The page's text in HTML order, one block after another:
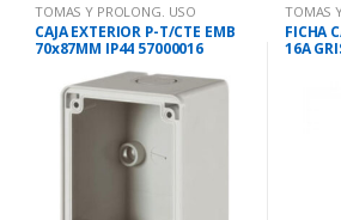
TOMAS Y PROLONG. USO
DOMESTICO
CAJA EXTERIOR P-T/CTE EMB
70x87MM IP44 57000016
TOMAS
FICHA
16A